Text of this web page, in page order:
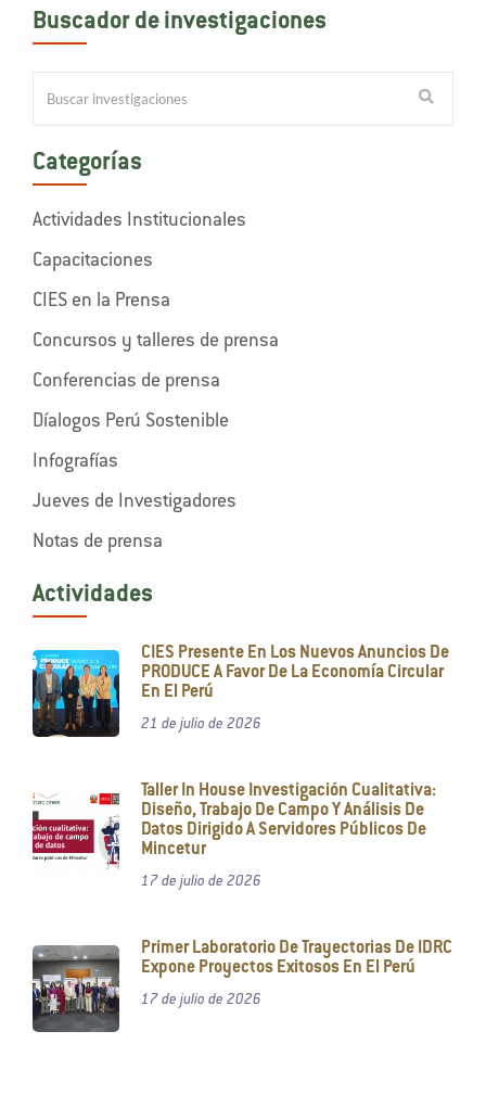
Buscador de investigaciones
Categorías
Actividades Institucionales
Capacitaciones
CIES en la Prensa
Concursos y talleres de prensa
Conferencias de prensa
Díalogos Perú Sostenible
Infografías
Jueves de Investigadores
Notas de prensa
Actividades
CIES Presente En Los Nuevos Anuncios De
PRODUCE A Favor De La Economía Circular
En El Perú
21 de julio de 2026
Taller In House Investigación Cualitativa:
Diseño, Trabajo De Campo Y Análisis De
Datos Dirigido A Servidores Públicos De
Mincetur
17 de julio de 2026
Primer Laboratorio De Trayectorias De IDRC
Expone Proyectos Exitosos En El Perú
17 de julio de 2026